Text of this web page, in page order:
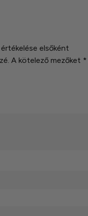
értékelése elsőként
A kötelező mezőket *